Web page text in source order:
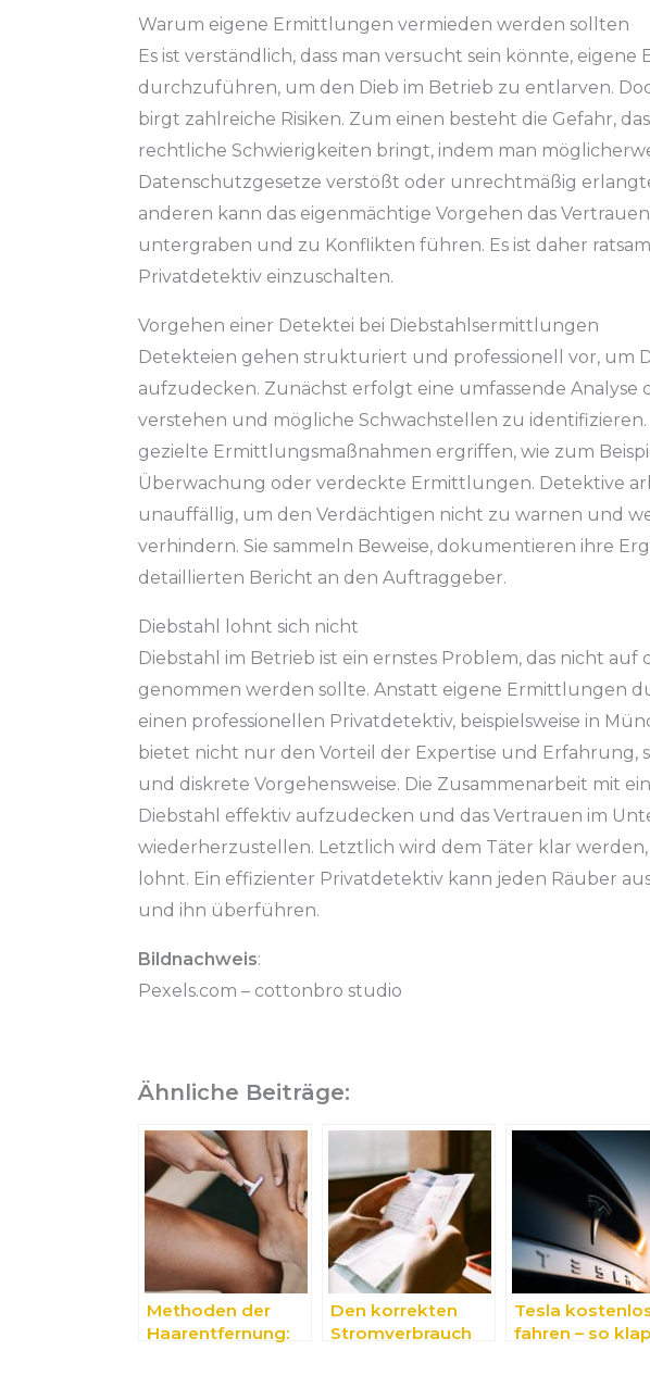
Warum eigene Ermittlungen vermieden werden sollten
Es ist verständlich, dass man versucht sein könnte,
durchzuführen, um den Dieb im Betrieb zu entlarven.
birgt zahlreiche Risiken. Zum einen besteht die Gefahr,
rechtliche Schwierigkeiten bringt, indem man
Datenschutzgesetze verstößt oder unrechtmäßig
anderen kann das eigenmächtige Vorgehen das
untergraben und zu Konflikten führen. Es ist daher
Privatdetektiv einzuschalten.
Vorgehen einer Detektei bei Diebstahlsermittlungen
Detekteien gehen strukturiert und professionell vor, um
aufzudecken. Zunächst erfolgt eine umfassende Analyse
verstehen und mögliche Schwachstellen zu
gezielte Ermittlungsmaßnahmen ergriffen, wie zum
Überwachung oder verdeckte Ermittlungen. Detektive
unauffällig, um den Verdächtigen nicht zu warnen und
verhindern. Sie sammeln Beweise, dokumentieren ihre
detaillierten Bericht an den Auftraggeber.
Diebstahl lohnt sich nicht
Diebstahl im Betrieb ist ein ernstes Problem, das nicht auf
genommen werden sollte. Anstatt eigene Ermittlungen
einen professionellen Privatdetektiv, beispielsweise in
bietet nicht nur den Vorteil der Expertise und Erfahrung,
und diskrete Vorgehensweise. Die Zusammenarbeit mit
Diebstahl effektiv aufzudecken und das Vertrauen im
wiederherzustellen. Letztlich wird dem Täter klar werden,
lohnt. Ein effizienter Privatdetektiv kann jeden Räuber
und ihn überführen.
Bildnachweis:
Pexels.com – cottonbro studio
Ähnliche Beiträge:
Methoden der
Haarentfernung:
Den korrekten
Stromverbrauch
Tesla
fahren – so